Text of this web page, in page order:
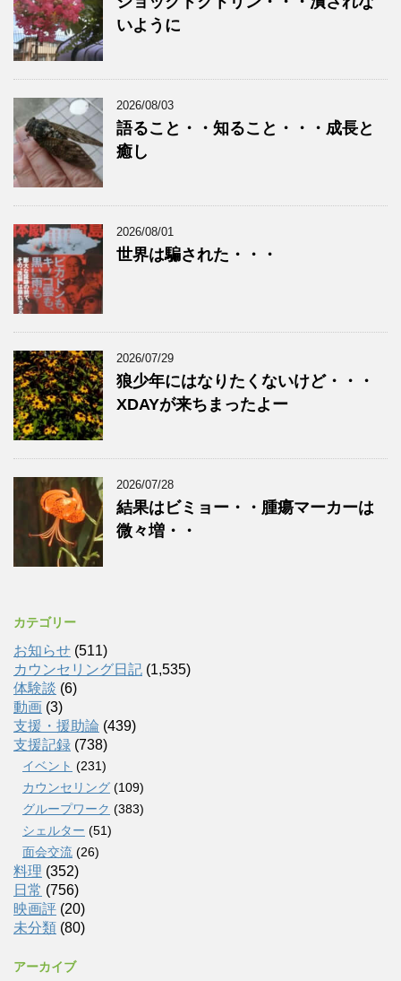
いように
2026/08/03
語ること・・知ること・・・成長と
癒し
2026/08/01
世界は騙された・・・
2026/07/29
狼少年にはなりたくないけど・・・
XDAYが来ちまったよー
2026/07/28
結果はビミョー・・腫瘍マーカーは
微々増・・
カテゴリー
お知らせ (511)
カウンセリング日記 (1,535)
体験談 (6)
動画 (3)
支援・援助論 (439)
支援記録 (738)
イベント (231)
カウンセリング (109)
グループワーク (383)
シェルター (51)
面会交流 (26)
料理 (352)
日常 (756)
映画評 (20)
未分類 (80)
アーカイブ